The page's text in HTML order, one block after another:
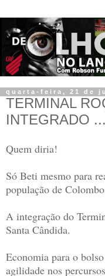
quarta-feira, 21 de
TERMINAL
INTEGRADO
Quem diria!
Só Beti mesmo para
população de
A integração do
Santa Cândida.
Economia para o
agilidade nos